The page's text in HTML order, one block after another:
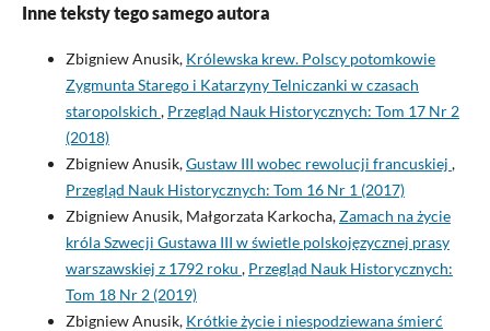
Inne teksty tego samego autora
Zbigniew Anusik, Królewska krew. Polscy potomkowie
Zygmunta Starego i Katarzyny Telniczanki w czasach
staropolskich , Przegląd Nauk Historycznych: Tom 17 Nr 2
(2018)
Zbigniew Anusik,Gustaw III wobec rewolucji francuskiej ,
Przegląd Nauk Historycznych: Tom 16 Nr 1 (2017)
Zbigniew Anusik, Małgorzata Karkocha,Zamach na życie
króla Szwecji Gustawa III w świetle polskojęzycznej prasy
warszawskiej z 1792 roku , Przegląd Nauk Historycznych:
Tom 18 Nr 2 (2019)
Zbigniew Anusik, Krótkie życie i niespodziewana śmierć